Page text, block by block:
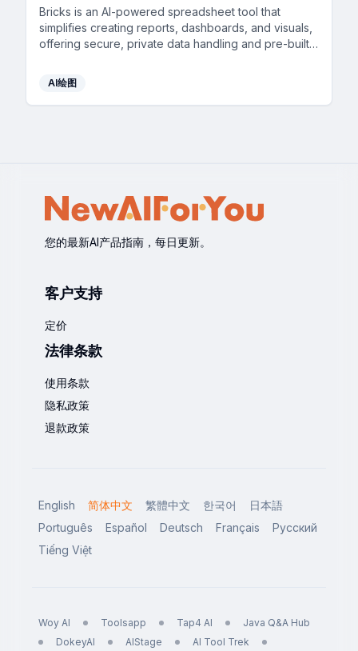
Bricks is an AI-powered spreadsheet tool that
simplifies creating reports, dashboards, and visuals,
offering secure, private data handling and pre-built
AI绘图
您的最新AI产品指南，每日更新。
客户支持
定价
法律条款
使用条款
隐私政策
退款政策
English 简体中文 繁體中文 한국어
日本語
Português
Español Deutsch Français
Русский
Tiếng Việt
Woy AI Toolsapp Tap4 AI
Java Q&A Hub
DokeyAI
AIStage AI Tool Trek